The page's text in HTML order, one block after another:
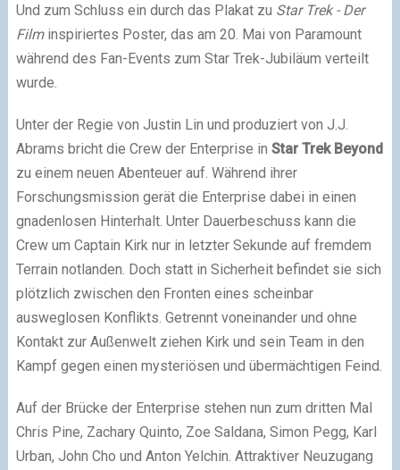
Und zum Schluss ein durch das Plakat zu Star Trek - Der
Filminspiriertes Poster, das am 20. Mai von Paramount
während des Fan-Events zum Star Trek-Jubiläum verteilt
wurde.
Unter der Regie von Justin Lin und produziert von J.J.
Abrams bricht die Crew der Enterprise in Star Trek Beyond
zu einem neuen Abenteuer auf. Während ihrer
Forschungsmission gerät die Enterprise dabei in einen
gnadenlosen Hinterhalt. Unter Dauerbeschuss kann die
Crew um Captain Kirk nur in letzter Sekunde auf fremdem
Terrain notlanden. Doch statt in Sicherheit befindet sie sich
plötzlich zwischen den Fronten eines scheinbar
ausweglosen Konflikts. Getrennt voneinander und ohne
Kontakt zur Außenwelt ziehen Kirk und sein Team in den
Kampf gegen einen mysteriösen und übermächtigen Feind.
Auf der Brücke der Enterprise stehen nun zum dritten Mal
Chris Pine, Zachary Quinto, Zoe Saldana, Simon Pegg, Karl
Urban, John Cho und Anton Yelchin. Attraktiver Neuzugang